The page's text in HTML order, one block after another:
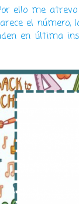
ello me
el número,
en última